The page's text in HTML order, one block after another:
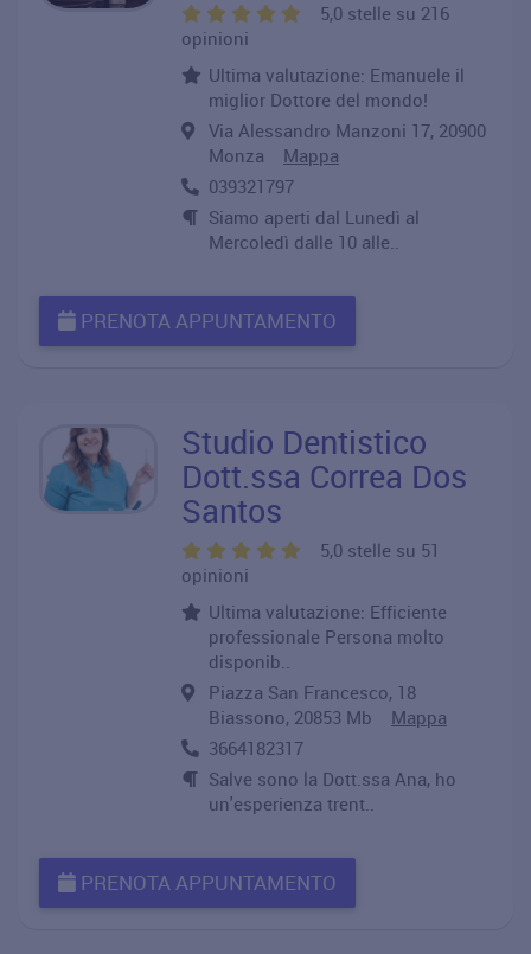
5,0 stelle su 216
opinioni
Ultima valutazione: Emanuele il
miglior Dottore del mondo!
Via Alessandro Manzoni 17, 20900
Monza Mappa
039321797
Siamo aperti dal Lunedì al
Mercoledì dalle 10 alle..
PRENOTA APPUNTAMENTO
Studio Dentistico
Dott.ssa Correa Dos
Santos
5,0 stelle su 51
opinioni
Ultima valutazione: Efficiente
professionale Persona molto
disponib..
Piazza San Francesco, 18
Biassono, 20853 Mb Mappa
3664182317
Salve sono la Dott.ssa Ana, ho
un'esperienza trent..
PRENOTA APPUNTAMENTO